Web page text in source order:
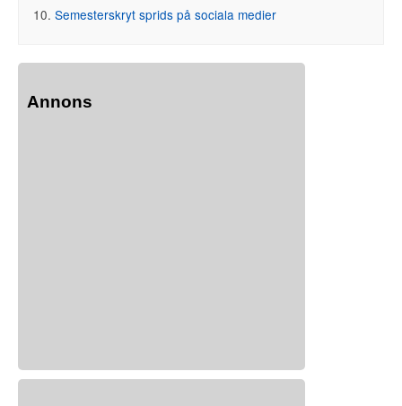
Semesterskryt sprids på sociala medier
Annons